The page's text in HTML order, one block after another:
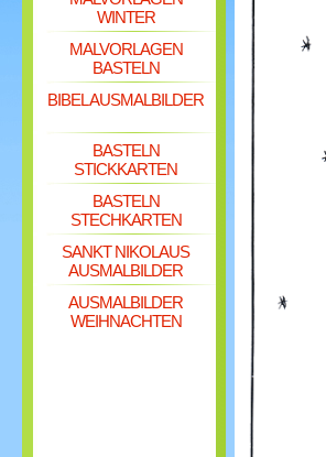
WINTER
MALVORLAGEN
BASTELN
BIBEL AUSMALBILDER
BASTELN
STICKKARTEN
BASTELN
STECHKARTEN
SANKT NIKOLAUS
AUSMALBILDER
AUSMALBILDER
WEIHNACHTEN